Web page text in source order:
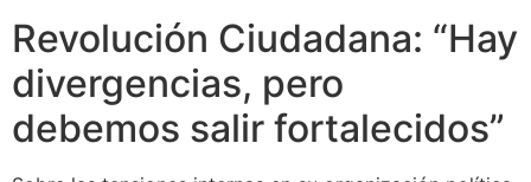
Revolución Ciudadana: “Hay
divergencias, pero
debemos salir fortalecidos”